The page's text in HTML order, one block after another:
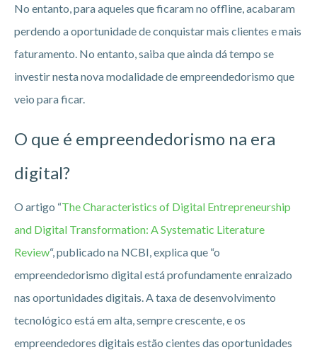
No entanto, para aqueles que ficaram no offline, acabaram
perdendo a oportunidade de conquistar mais clientes e mais
faturamento. No entanto, saiba que ainda dá tempo se
investir nesta nova modalidade de empreendedorismo que
veio para ficar.
O que é empreendedorismo na era
digital?
O artigo “The Characteristics of Digital Entrepreneurship
and Digital Transformation: A Systematic Literature
Review“, publicado na NCBI, explica que “o
empreendedorismo digital está profundamente enraizado
nas oportunidades digitais. A taxa de desenvolvimento
tecnológico está em alta, sempre crescente, e os
empreendedores digitais estão cientes das oportunidades